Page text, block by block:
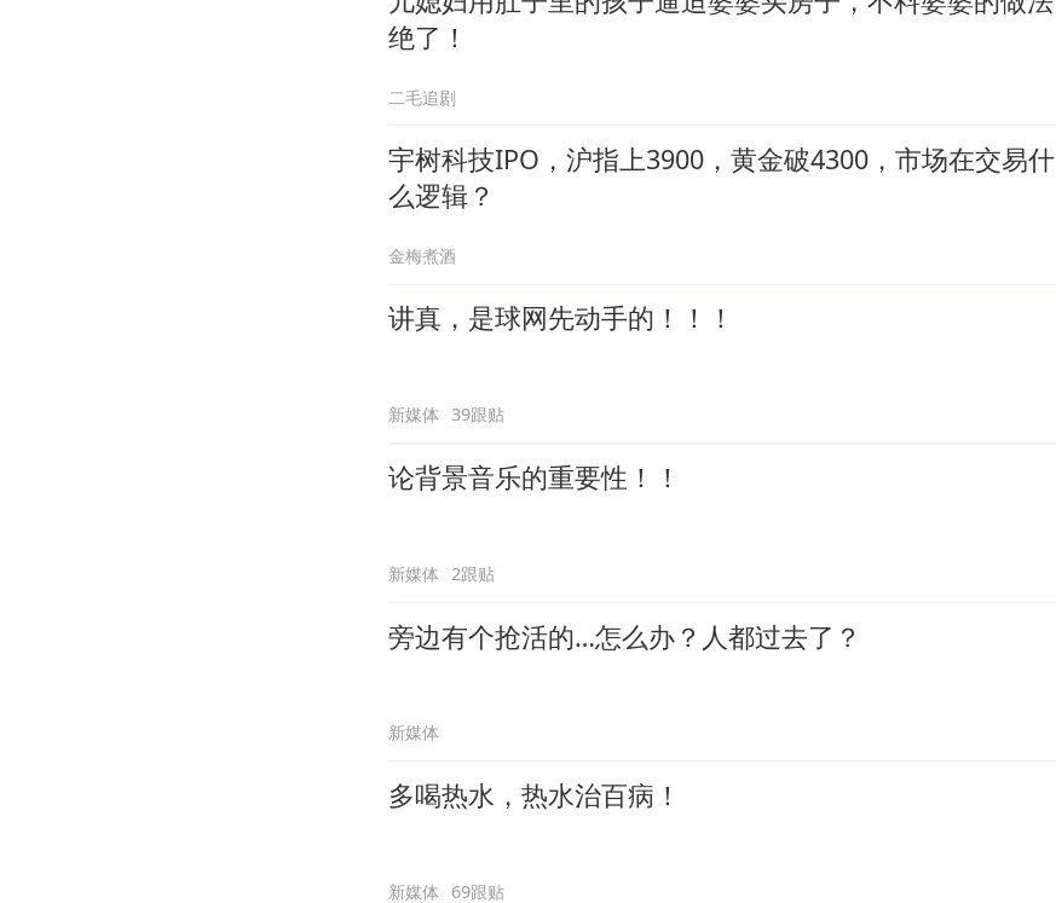
绝了！
二毛追剧
宇树科技IPO，沪指上3900，黄金破4300，市场在交易什
么逻辑？
金梅煮酒
讲真，是球网先动手的！！！
新媒体 39跟贴
论背景音乐的重要性！！
新媒体 2跟贴
旁边有个抢活的…怎么办？人都过去了？
新媒体
多喝热水，热水治百病！
新媒体 69跟贴